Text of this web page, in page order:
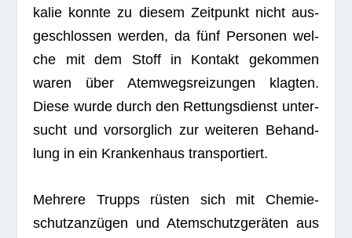
ka­lie konnte zu die­sem Zeit­punkt nicht aus­
ge­schlos­sen wer­den, da fünf Per­so­nen wel­
che mit dem Stoff in Kon­takt gekom­men
waren über Atem­wegs­rei­zun­gen klag­ten.
Diese wurde durch den Ret­tungs­dienst unter­
sucht und vor­sorg­lich zur wei­te­ren Behand­
lung in ein Kran­ken­haus transportiert.
Meh­rere Trupps rüs­ten sich mit Che­mie­
schutz­an­zü­gen und Atem­schutz­ge­rä­ten aus